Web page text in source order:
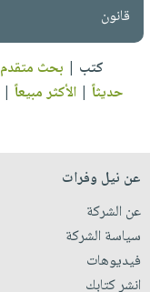
قانون
كتب | بحث متقدم
حديثاً |الأكثر مبيعاً |
عن نيل وفرات
عن الشركة
سياسة الشركة
فيديوهات
انشر كتابك